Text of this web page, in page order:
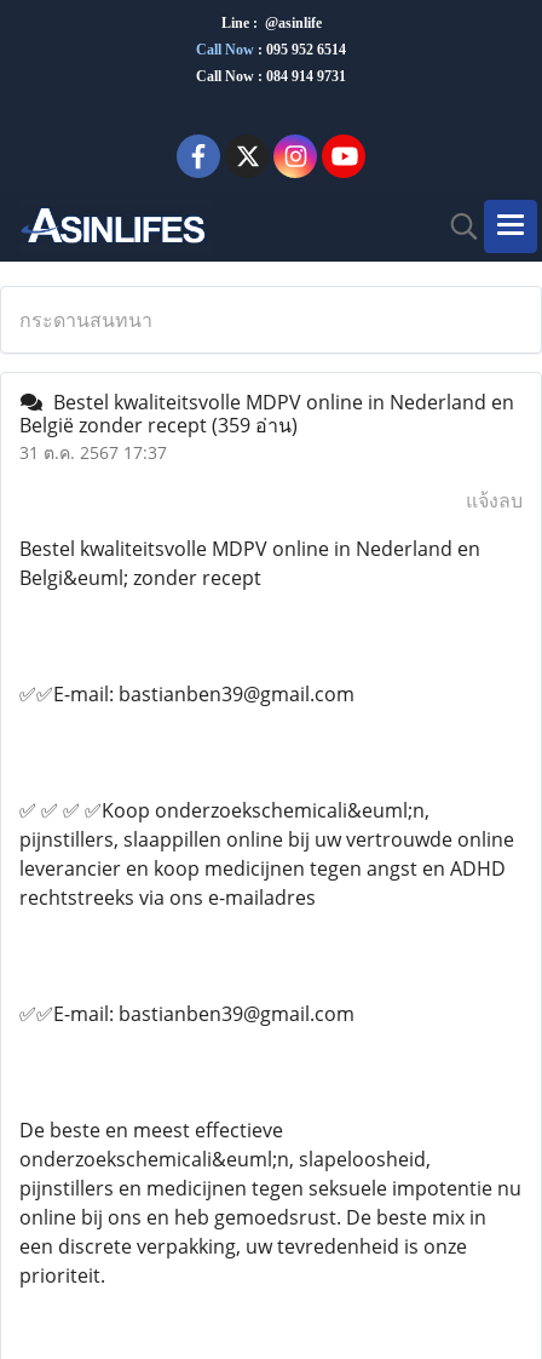
Line : @asinlife
Call Now : 095 952 6514
Call Now : 084 914 9731
กระดานสนทนา
Bestel kwaliteitsvolle MDPV online in Nederland en
België zonder recept(359 อ่าน)
31 ต.ค. 2567 17:37
แจ้งลบ
Bestel kwaliteitsvolle MDPV online in Nederland en
Belgi&euml; zonder recept
✅✅E-mail: bastianben39@gmail.com
✅ ✅ ✅ ✅Koop onderzoekschemicali&euml;n,
pijnstillers, slaappillen online bij uw vertrouwde online
leverancier en koop medicijnen tegen angst en ADHD
rechtstreeks via ons e-mailadres
✅✅E-mail: bastianben39@gmail.com
De beste en meest effectieve
onderzoekschemicali&euml;n, slapeloosheid,
pijnstillers en medicijnen tegen seksuele impotentie nu
online bij ons en heb gemoedsrust. De beste mix in
een discrete verpakking, uw tevredenheid is onze
prioriteit.